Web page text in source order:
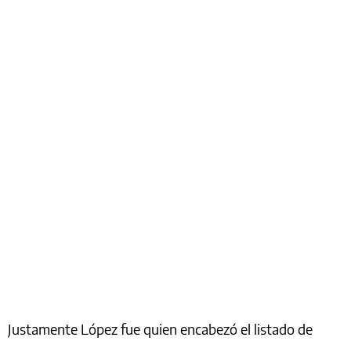
Justamente López fue quien encabezó el listado de